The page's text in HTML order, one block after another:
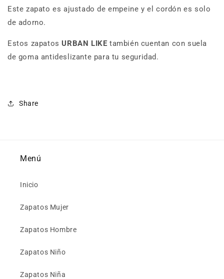
Este zapato es ajustado de empeine y el cordón es solo
de adorno.
Estos zapatos URBAN LIKE también cuentan con suela
de goma antideslizante para tu seguridad.
Share
Menú
Inicio
Zapatos Mujer
Zapatos Hombre
Zapatos Niño
Zapatos Niña